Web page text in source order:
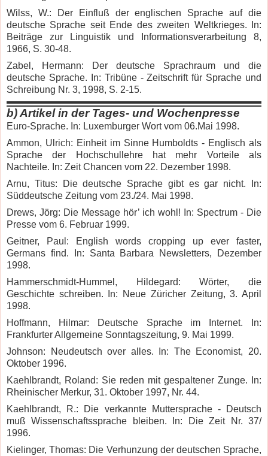
Wilss, W.: Der Einfluß der englischen Sprache auf die
deutsche Sprache seit Ende des zweiten Weltkrieges. In:
Beiträge zur Linguistik und Informationsverarbeitung 8,
1966, S. 30-48.
Zabel, Hermann: Der deutsche Sprachraum und die
deutsche Sprache. In: Tribüne - Zeitschrift für Sprache und
Schreibung Nr. 3, 1998, S. 2-15.
b)Artikel in der Tages- und Wochenpresse
Euro-Sprache. In: Luxemburger Wort vom 06.Mai 1998.
Ammon, Ulrich: Einheit im Sinne Humboldts - Englisch als
Sprache der Hochschullehre hat mehr Vorteile als
Nachteile. In: Zeit Chancen vom 22. Dezember 1998.
Arnu, Titus: Die deutsche Sprache gibt es gar nicht. In:
Süddeutsche Zeitung vom 23./24. Mai 1998.
Drews, Jörg: Die Message hör’ ich wohl! In: Spectrum - Die
Presse vom 6. Februar 1999.
Geitner, Paul: English words cropping up ever faster,
Germans find.
In: Santa Barbara Newsletters, Dezember
1998.
Hammerschmidt-Hummel, Hildegard: Wörter, die
Geschichte schreiben. In: Neue Züricher Zeitung, 3. April
1998.
Hoffmann, Hilmar: Deutsche Sprache im Internet. In:
Frankfurter Allgemeine Sonntagszeitung, 9. Mai 1999.
Johnson: Neudeutsch over alles. In: The Economist, 20.
Oktober 1996.
Kaehlbrandt, Roland: Sie reden mit gespaltener Zunge. In:
Rheinischer Merkur, 31. Oktober 1997, Nr. 44.
Kaehlbrandt, R.: Die verkannte Muttersprache - Deutsch
muß Wissenschaftssprache bleiben. In: Die Zeit Nr. 37/
1996.
Kielinger, Thomas: Die Verhunzung der deutschen Sprache,